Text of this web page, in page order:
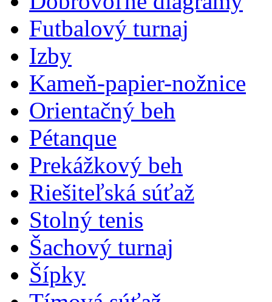
Futbalový turnaj
Izby
Kameň-papier-nožnice
Orientačný beh
Pétanque
Prekážkový beh
Riešiteľská súťaž
Stolný tenis
Šachový turnaj
Šípky